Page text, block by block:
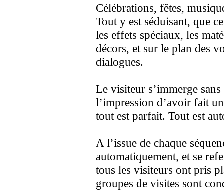
Célébrations, fêtes,
Tout y est séduisant, que
les effets spéciaux, les
décors, et sur le plan des
dialogues.
Le visiteur s’immerge
l’impression d’avoir fait
tout est parfait. Tout est
A l’issue de chaque
automatiquement, et se
tous les visiteurs ont pris
groupes de visites sont